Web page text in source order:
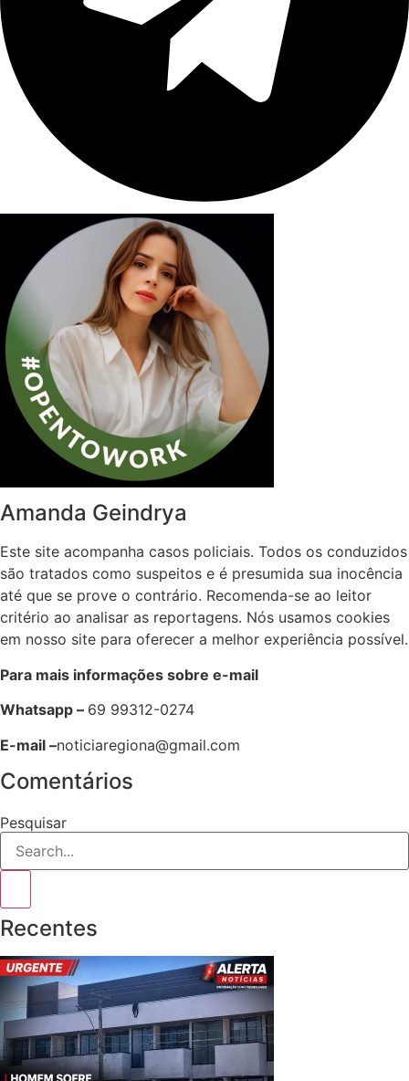
Amanda Geindrya
Este site acompanha casos policiais. Todos os conduzidos
são tratados como suspeitos e é presumida sua inocência
até que se prove o contrário. Recomenda-se ao leitor
critério ao analisar as reportagens. Nós usamos cookies
em nosso site para oferecer a melhor experiência possível.
Para mais informações sobre e-mail
Whatsapp – 69 99312-0274
E-mail –noticiaregiona@gmail.com
Comentários
Pesquisar
Recentes